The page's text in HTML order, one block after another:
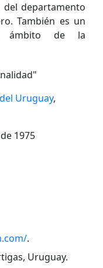
departamento
También es un
ámbito de la
"
Uruguay,
1975
.
Uruguay.